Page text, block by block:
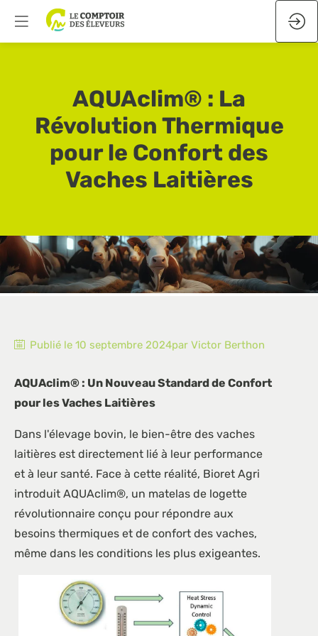
AQUAclim® : La
Révolution Thermique
pour le Confort des
Vaches Laitières
Publié le 10 septembre 2024par Victor Berthon
AQUAclim® : Un Nouveau Standard de Confort
pour les Vaches Laitières
Dans l'élevage bovin, le bien-être des vaches
laitières est directement lié à leur performance
et à leur santé. Face à cette réalité, Bioret Agri
introduit AQUAclim®, un matelas de logette
révolutionnaire conçu pour répondre aux
besoins thermiques et de confort des vaches,
même dans les conditions les plus exigeantes.